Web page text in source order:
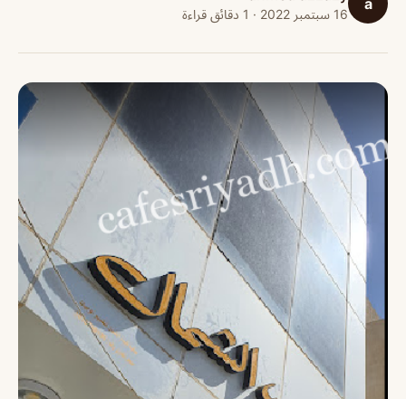
a
16 سبتمبر 2022 · 1 دقائق قراءة